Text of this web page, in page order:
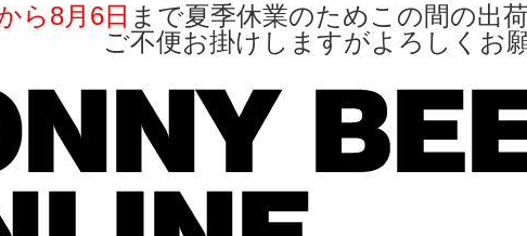
ら8月6日 まで夏季休業のためこの間の出
ご不便お掛けしますがよろしく